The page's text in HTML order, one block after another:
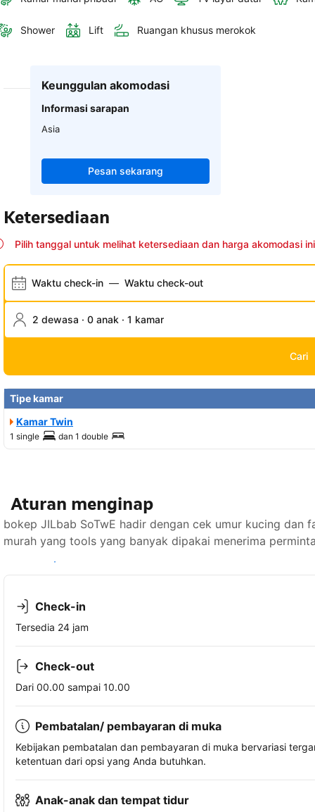
Shower Lift Ruangan khusus merokok
Keunggulan akomodasi
Informasi sarapan
Asia
Pesan sekarang
Ketersediaan
Pilih tanggal untuk melihat ketersediaan dan harga akomodasi ini
Waktu check-in — Waktu check-out
2 dewasa · 0 anak · 1 kamar
Cari
Tipe kamar
Kamar Twin
1 single dan 1 double
Aturan menginap
bokep JILbab SoTwE hadir dengan cek umur kucing
murah yang tools yang banyak dipakai menerima
Lihat ketersediaan
Check-in
Tersedia 24 jam
Check-out
Dari 00.00 sampai 10.00
Pembatalan/ pembayaran di muka
Kebijakan pembatalan dan pembayaran di muka bervariasi
ketentuan dari opsi yang Anda butuhkan.
Anak-anak dan tempat tidur